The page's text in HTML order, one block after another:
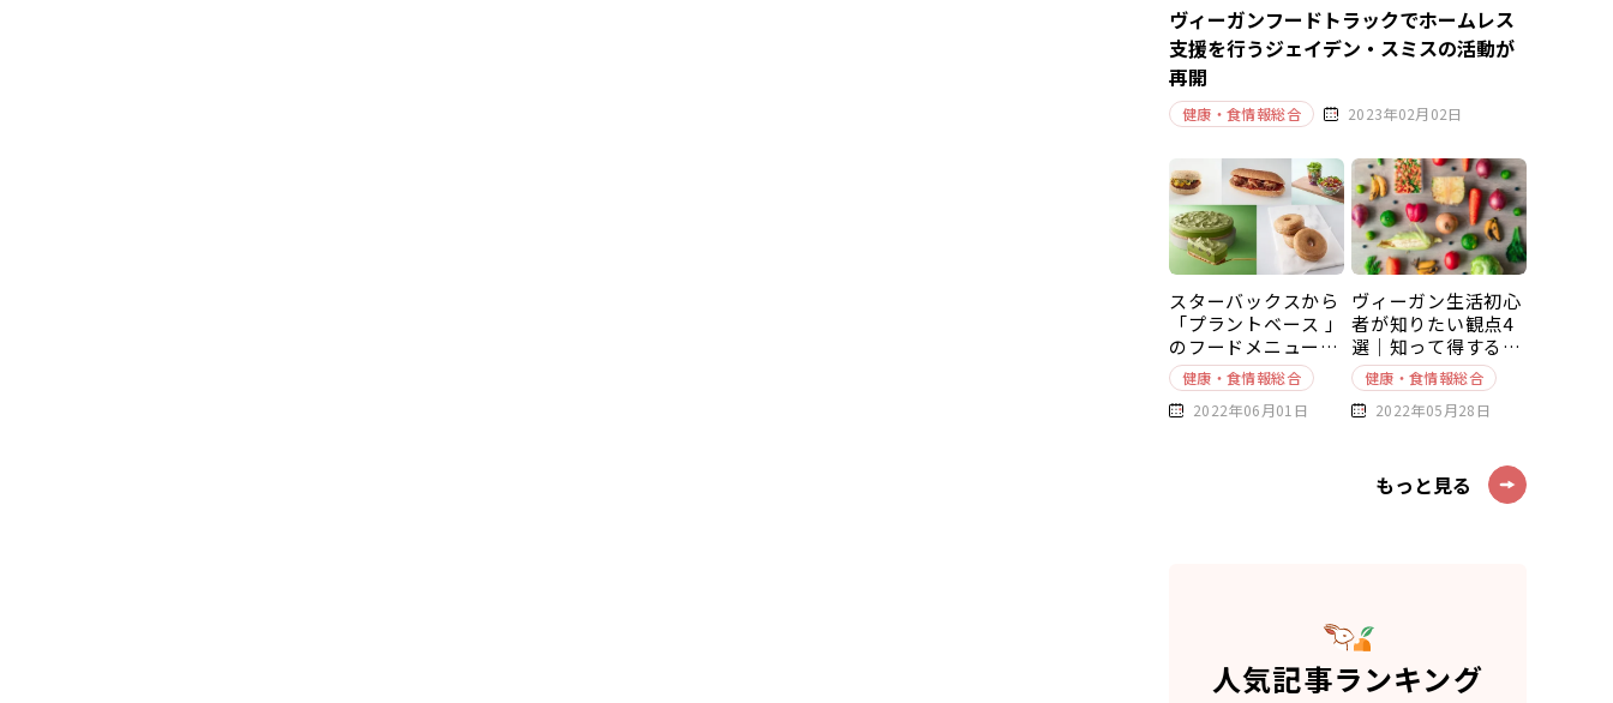
ヴィーガンフードトラックでホームレス
支援を行うジェイデン・スミスの活動が
再開
健康・食情報総合 2023年02月02日
スターバックスから
「プラントベース 」
のフードメニューが
新発売
健康・食情報総合
2022年06月01日
ヴィーガン生活初心
者が知りたい観点4
選｜知って得する豆
知識～基本編～
健康・食情報総合
2022年05月28日
もっと見る
人気記事ランキング